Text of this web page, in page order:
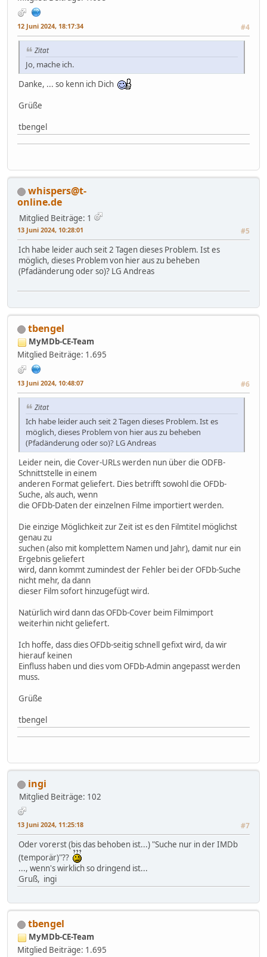
12 Juni 2024, 18:17:34 #4
Zitat
Jo, mache ich.
Danke, ... so kenn ich Dich
Grüße
tbengel
whispers@t-
online.de
Mitglied Beiträge: 1
13 Juni 2024, 10:28:01 #5
Ich habe leider auch seit 2 Tagen dieses Problem. Ist es
möglich, dieses Problem von hier aus zu beheben
(Pfadänderung oder so)? LG Andreas
tbengel
MyMDb-CE-Team
Mitglied Beiträge: 1.695
13 Juni 2024, 10:48:07 #6
Zitat
Ich habe leider auch seit 2 Tagen dieses Problem. Ist es
möglich, dieses Problem von hier aus zu beheben
(Pfadänderung oder so)? LG Andreas
Leider nein, die Cover-URLs werden nun über die ODFB-
Schnittstelle in einem
anderen Format geliefert. Dies betrifft sowohl die OFDb-
Suche, als auch, wenn
die OFDb-Daten der einzelnen Filme importiert werden.
Die einzige Möglichkeit zur Zeit ist es den Filmtitel möglichst
genau zu
suchen (also mit komplettem Namen und Jahr), damit nur ein
Ergebnis geliefert
wird, dann kommt zumindest der Fehler bei der OFDb-Suche
nicht mehr, da dann
dieser Film sofort hinzugefügt wird.
Natürlich wird dann das OFDb-Cover beim Filmimport
weiterhin nicht geliefert.
Ich hoffe, dass dies OFDb-seitig schnell gefixt wird, da wir
hierauf keinen
Einfluss haben und dies vom OFDb-Admin angepasst werden
muss.
Grüße
tbengel
ingi
Mitglied Beiträge: 102
13 Juni 2024, 11:25:18 #7
Oder vorerst (bis das behoben ist...) "Suche nur in der IMDb
(temporär)"??
..., wenn's wirklich so dringend ist...
Gruß, ingi
tbengel
MyMDb-CE-Team
Mitglied Beiträge: 1.695